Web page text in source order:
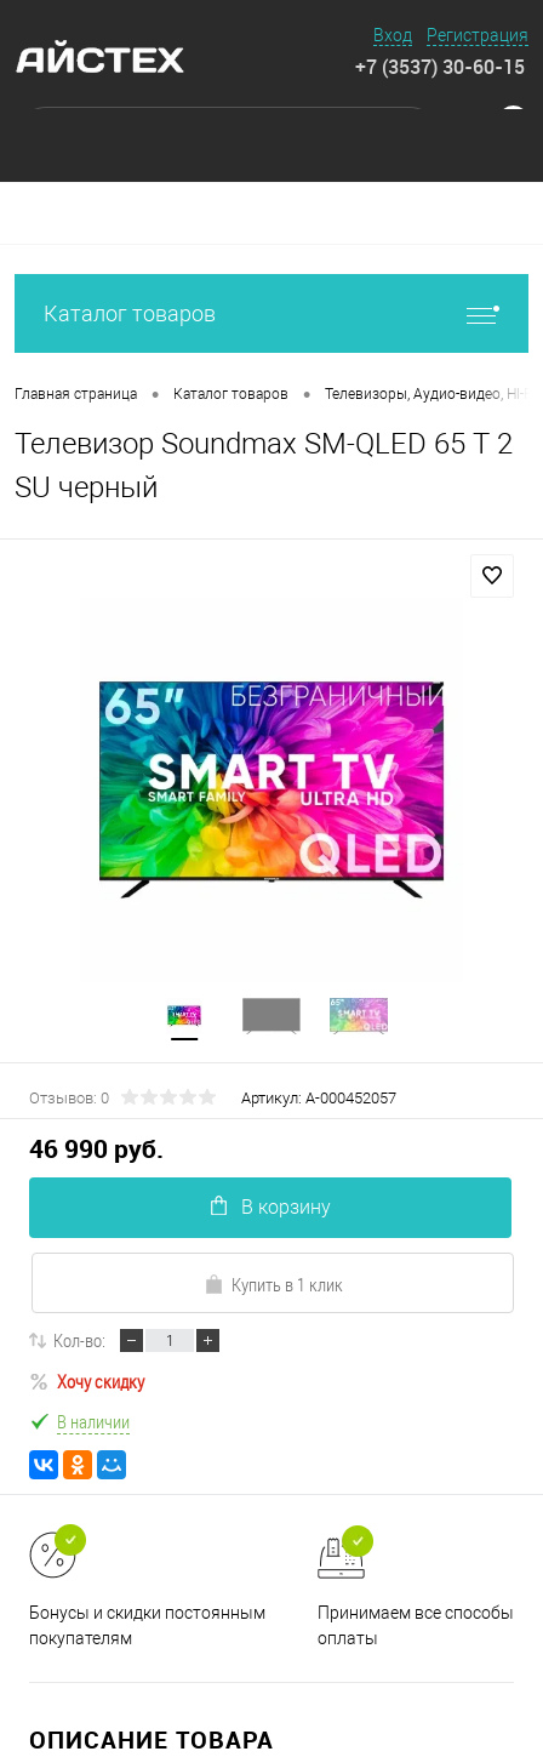
Вход Регистрация
+7 (3537) 30-60-15
Каталог товаров
Главная страница • Каталог товаров • Телевизоры, Аудио-видео, HI-FI
Телевизор Soundmax SM-QLED 65 T 2
SU черный
Отзывов: 0 Артикул: А-000452057
46 990 руб.
В корзину
Купить в 1 клик
Кол-во:
Хочу скидку
В наличии
Бонусы и скидки постоянным
покупателям
Принимаем все способы
оплаты
ОПИСАНИЕ ТОВАРА